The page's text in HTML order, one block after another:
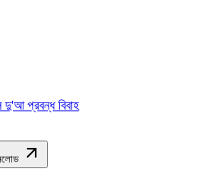
দু'আ প্রবন্ধ বিবাহ